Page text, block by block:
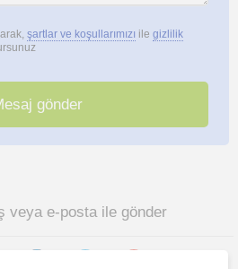
şartlar ve koşullarımızı ile gizlilik
veya e-posta ile gönder